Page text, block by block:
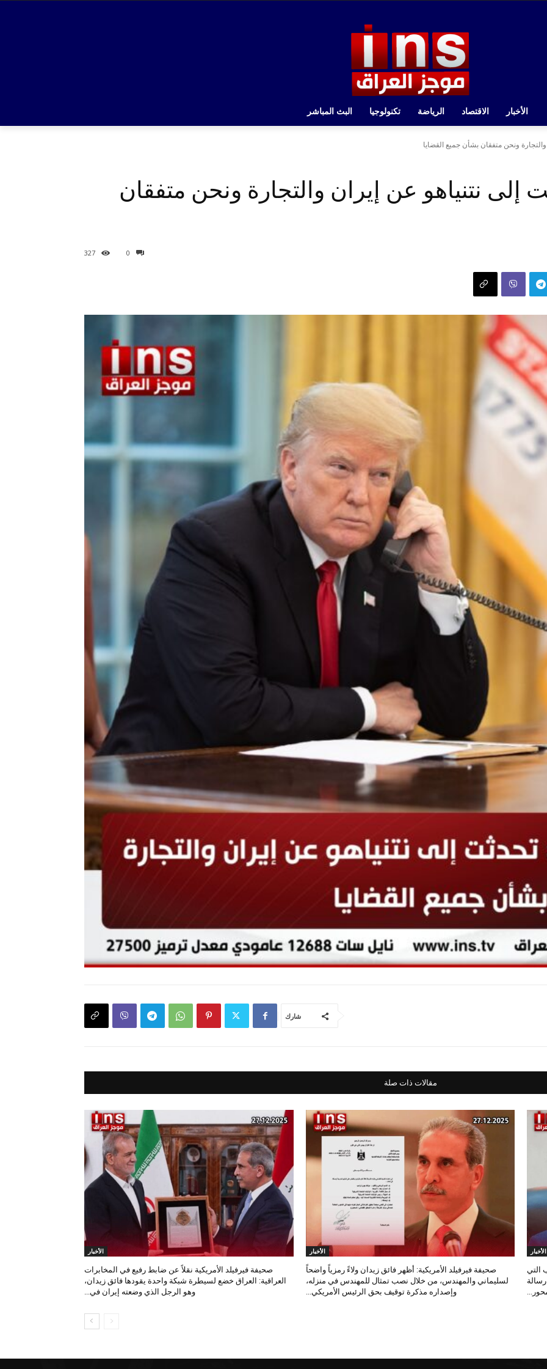
الأخبار الاقتصاد الرياضة تكنولوجيا البث المباشر
ونحن متفقان بشأن جميع القضايا
نتنياهو عن إيران والتجارة ونحن متفقان
0
327
شارك
مقالات ذات صلة
الأخبار
التي
الأخبار
صحيفة فيرفيلد الأمريكية: أظهر فائق زيدان ولاءً رمزياً واضحاً
لسليماني والمهندس، من خلال نصب تمثال للمهندس في منزله،
وإصداره مذكرة توقيف بحق الرئيس الأمريكي...
الأخبار
صحيفة فيرفيلد الأمريكية نقلاً عن ضابط رفيع في المخابرات
العراقية: العراق خضع لسيطرة شبكة واحدة يقودها فائق زيدان،
وهو الرجل الذي وضعته إيران في...